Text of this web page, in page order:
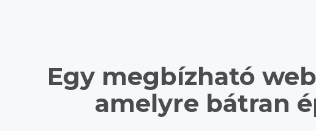
Egy megbízható
amelyre bátran